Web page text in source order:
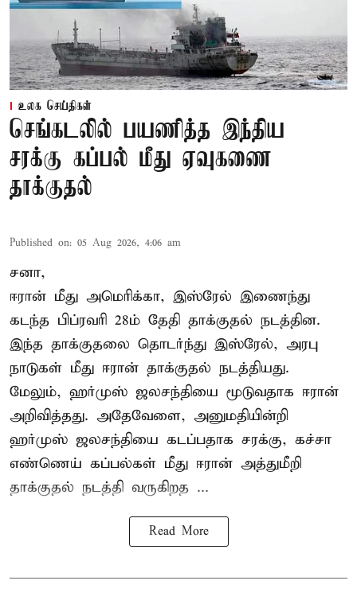
உலக செய்திகள்
செங்கடலில் பயணித்த இந்திய
சரக்கு கப்பல் மீது ஏவுகணை
தாக்குதல்
Published on: 05 Aug 2026, 4:06 am
சனா,
ஈரான் மீது அமெரிக்கா, இஸ்ரேல் இணைந்து
கடந்த பிப்ரவரி 28ம் தேதி தாக்குதல் நடத்தின.
இந்த தாக்குதலை தொடர்ந்து இஸ்ரேல், அரபு
நாடுகள் மீது ஈரான் தாக்குதல் நடத்தியது.
மேலும், ஹர்முஸ் ஜலசந்தியை மூடுவதாக ஈரான்
அறிவித்தது. அதேவேளை, அனுமதியின்றி
ஹர்முஸ் ஜலசந்தியை கடப்பதாக சரக்கு, கச்சா
எண்ணெய் கப்பல்கள் மீது ஈரான் அத்துமீறி
தாக்குதல் நடத்தி வருகிறத ...
Read More